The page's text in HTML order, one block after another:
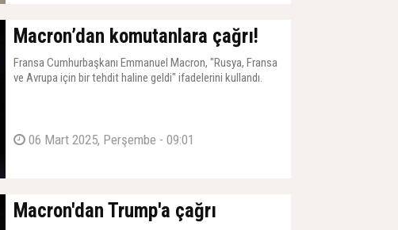
Macron’dan komutanlara çağrı!
Fransa Cumhurbaşkanı Emmanuel Macron, "Rusya, Fransa
ve Avrupa için bir tehdit haline geldi" ifadelerini kullandı.
06 Mart 2025, Perşembe - 09:01
Macron'dan Trump'a çağrı